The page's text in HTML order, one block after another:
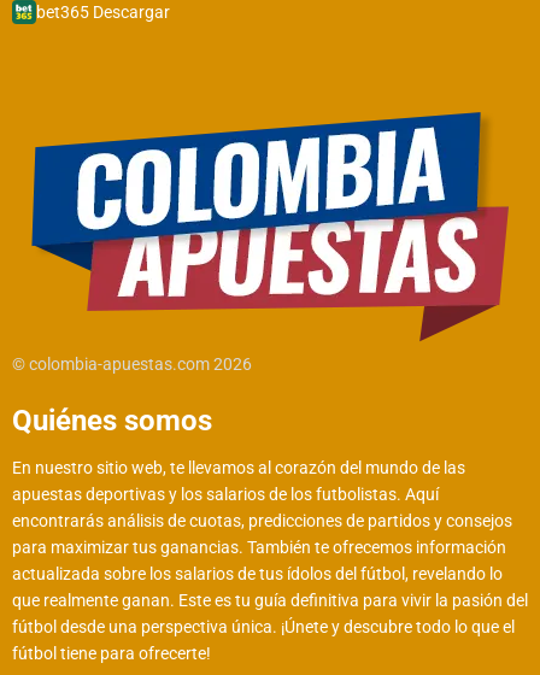
bet365 Descargar
© colombia-apuestas.com 2026
Quiénes somos
En nuestro sitio web, te llevamos al corazón del mundo de las
apuestas deportivas y los salarios de los futbolistas. Aquí
encontrarás análisis de cuotas, predicciones de partidos y consejos
para maximizar tus ganancias. También te ofrecemos información
actualizada sobre los salarios de tus ídolos del fútbol, revelando lo
que realmente ganan. Este es tu guía definitiva para vivir la pasión del
fútbol desde una perspectiva única. ¡Únete y descubre todo lo que el
fútbol tiene para ofrecerte!